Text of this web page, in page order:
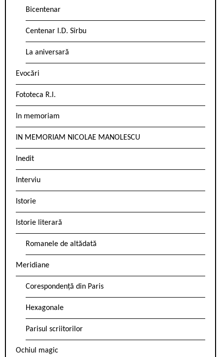
Bicentenar
Centenar I.D. Sîrbu
La aniversară
Evocări
Fototeca R.l.
In memoriam
IN MEMORIAM NICOLAE MANOLESCU
Inedit
Interviu
Istorie
Istorie literară
Romanele de altădată
Meridiane
Corespondență din Paris
Hexagonale
Parisul scriitorilor
Ochiul magic